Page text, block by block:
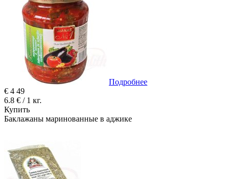
Подробнее
€ 4 49
6.8 € / 1 кг.
Купить
Баклажаны маринованные в аджике